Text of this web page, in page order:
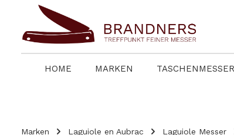
Zur Hauptnavigation springen
HOME MARKEN TASCHENMESSER
Marken Laguiole en Aubrac Laguiole Messer